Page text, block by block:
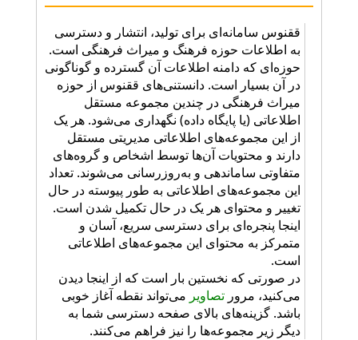
ققنوس سامانه‌ای برای تولید، انتشار و دسترسی
به اطلاعات حوزه فرهنگ و میراث فرهنگی است.
حوزه‌ای که دامنه اطلاعات آن گسترده و گوناگونی
در آن بسیار است. دانستنی‌های ققنوس از حوزه
میراث فرهنگی در چندین مجموعه مستقل
اطلاعاتی (یا پایگاه داده) نگهداری می‌شود. هر یک
از این مجموعه‌های اطلاعاتی مدیریتی مستقل
دارند و محتویات آن‌ها توسط اشخاص و گروه‌های
متفاوتی ساماندهی و به‌روزرسانی می‌شوند. تعداد
این مجموعه‌های اطلاعاتی به طور پیوسته در حال
تغییر و محتوای هر یک در حال تکمیل شدن است.
اینجا پنجره‌ای برای دسترسی سریع، آسان و
متمرکز به محتوای این مجموعه‌های اطلاعاتی
است.
در صورتی که نخستین بار است که از اینجا دیدن
می‌کنید، مرور تصاویر می‌تواند نقطه آغاز خوبی
باشد. گزینه‌های بالای صفحه دسترسی شما به
دیگر زیر مجموعه‌ها را نیز فراهم می‌کنند.